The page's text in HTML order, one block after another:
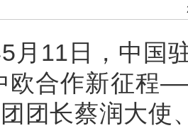
月11日，中国
欧合作新征程
团长蔡润大使